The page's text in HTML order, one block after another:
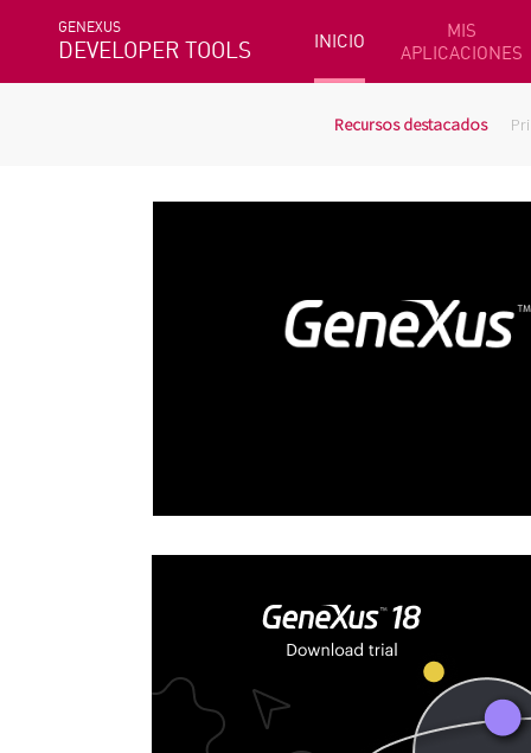
GENEXUS
DEVELOPER TOOLS INICIO
MIS
APLICACIONES
Recursos destacados